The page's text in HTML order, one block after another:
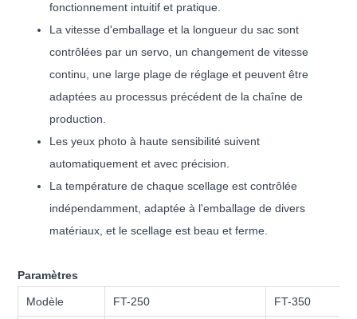
fonctionnement intuitif et pratique.
La vitesse d'emballage et la longueur du sac sont
contrôlées par un servo, un changement de vitesse
continu, une large plage de réglage et peuvent être
adaptées au processus précédent de la chaîne de
production.
Les yeux photo à haute sensibilité suivent
automatiquement et avec précision.
La température de chaque scellage est contrôlée
indépendamment, adaptée à l'emballage de divers
matériaux, et le scellage est beau et ferme.
Paramètres
Modèle FT-250 FT-350